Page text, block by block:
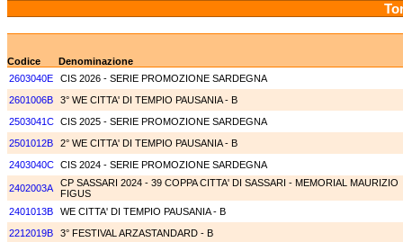
Codice
Denominazione
2603040E
CIS 2026 - SERIE PROMOZIONE SARDEGNA
2601006B
3° WE CITTA' DI TEMPIO PAUSANIA - B
2503041C CIS 2025 - SERIE PROMOZIONE SARDEGNA
2501012B
2° WE CITTA' DI TEMPIO PAUSANIA - B
2403040C CIS 2024 - SERIE PROMOZIONE SARDEGNA
2402003A
CP SASSARI 2024 - 39 COPPA CITTA' DI SASSARI - MEMORIAL MAURIZIO
FIGUS
2401013B
WE CITTA' DI TEMPIO PAUSANIA - B
2212019B
3° FESTIVAL ARZASTANDARD - B